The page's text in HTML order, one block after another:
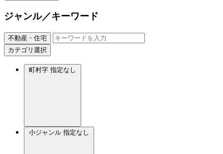
ジャンル／キーワード
不動産・住宅
カテゴリ選択
町村字 指定なし
小ジャンル 指定なし